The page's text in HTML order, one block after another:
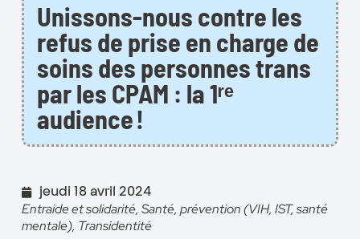
Unissons-nous contre les
refus de prise en charge de
soins des personnes trans
par les CPAM : la 1ʳᵉ
audience !
jeudi 18 avril 2024
Entraide et solidarité, Santé, prévention (VIH, IST, santé
mentale), Transidentité